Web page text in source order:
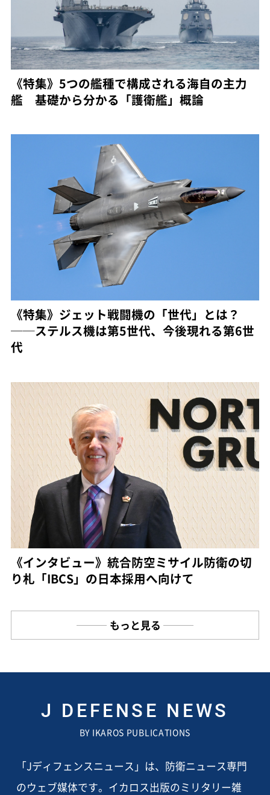
《特集》5つの艦種で構成される海自の主力
艦 基礎から分かる「護衛艦」概論
《特集》ジェット戦闘機の「世代」とは？
──ステルス機は第5世代、今後現れる第6世
代
《インタビュー》統合防空ミサイル防衛の切
り札「IBCS」の日本採用へ向けて
もっと見る
J DEFENSE NEWS
BY IKAROS PUBLICATIONS
「Jディフェンスニュース」は、防衛ニュース専門
のウェブ媒体です。イカロス出版のミリタリー雑